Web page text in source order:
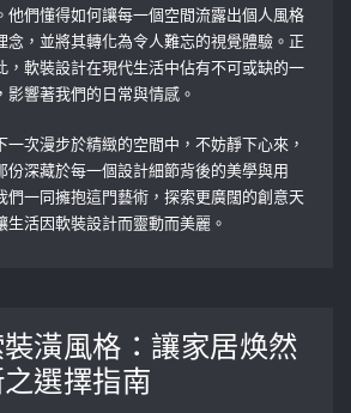
他們懂得如何讓每一個空間流露出個人風格
念，並將其轉化為令人難忘的視覺體驗。正
，軟裝設計在現代生活中佔有不可或缺的一
影響著我們的日常與情感。
一次漫步於精緻的空間中，不妨靜下心來，
份深藏於每一個設計細節背後的美學與用
們一同擁抱這門藝術，探索更廣闊的創意天
生活因軟裝設計而靈動而美麗。
潢風格：讓家居焕然
選擇指南